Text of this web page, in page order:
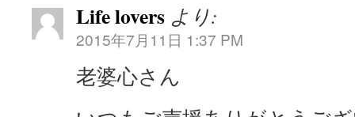
Life lovers より:
2015年7月11日 1:37 PM
老婆心さん